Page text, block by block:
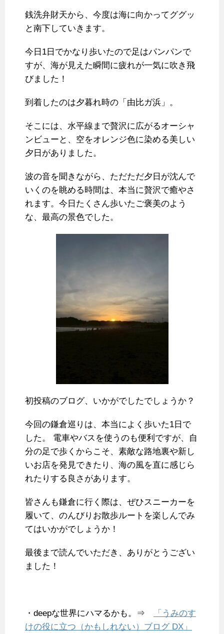
銭洗弁財天から、今度は海に向かってググッ
と南下していきます。
今日1日でかなり歩いたので足はパンパンで
すが、海が見えた瞬間に疲れが一気に吹き飛
びました！
到着したのは夕暮れ時の「由比ガ浜」。
そこには、水平線まで贅沢に広がるオーシャ
ンビューと、空をオレンジ色に染める美しい
夕日がありました。
波の音を聞きながら、ただただ夕日が沈んで
いくのを眺める時間は、本当に贅沢で癒やさ
れます。今日たくさん歩いたご褒美のよう
な、最高の景色でした。
初投稿のブログ、いかがでしたでしょうか？
今回の鎌倉巡りは、本当によく歩いた1日で
した。 電車やバスを使うのも便利ですが、自
分の足で歩くからこそ、素敵な路地裏や新し
いお店を発見できたり、海の風を直に感じら
れたりする良さがあります。
皆さんも鎌倉に行く際は、ぜひスニーカーを
履いて、のんびりお散歩ルートを楽しんでみ
てはいかがでしょうか！
最後まで読んでいただき、ありがとうござい
ました！
・deepな世界にハマるかも。⇒
「うみのす
けの役に立つ（かもしれない）ブログ DX」